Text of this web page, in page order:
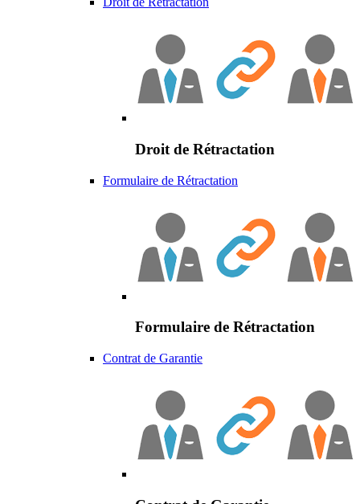
Droit de Rétractation
Formulaire de Rétractation
Formulaire de Rétractation
Contrat de Garantie